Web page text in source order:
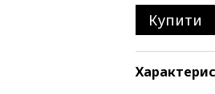
Купити